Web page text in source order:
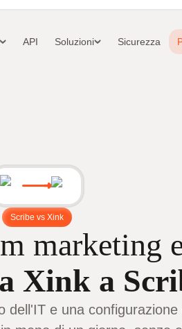
API Soluzioni Sicurezza
Scribe vs Xink
marketing
Xink a
dell'IT e una configurazione